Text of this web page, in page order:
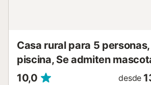
Casa rural para 5
piscina, Se admiten
10,0
desde